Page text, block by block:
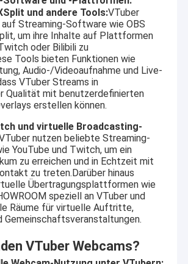
Kamera-Modul
Kamera-Modul
Kamera-Modul
Module
und andere Tools:VTuber
Streaming-Software wie OBS
um ihre Inhalte auf Plattformen
oder Bilibili zu
Tools bieten Funktionen wie
Audio-/Videoaufnahme und Live-
VTuber Streams in
Qualität mit benutzerdefinierten
erstellen können.
und virtuelle Broadcasting-
nutzen beliebte Streaming-
YouTube und Twitch, um ein
zu erreichen und in Echtzeit mit
zu treten.Darüber hinaus
Übertragungsplattformen wie
speziell an VTuber und
Räume für virtuelle Auftritte,
Gemeinschaftsveranstaltungen.
VTuber Webcams?